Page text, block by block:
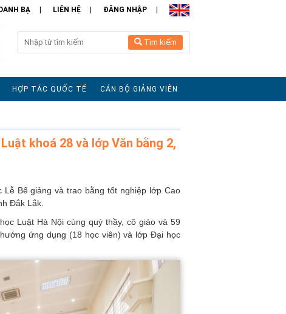
DANH BẠ LIÊN HỆ ĐĂNG NHẬP
Tìm kiếm
HỢP TÁC QUỐC TẾ CÁN BỘ GIẢNG VIÊN
khoá 28 và lớp Văn bằng 2,
Bế giảng và trao bằng tốt nghiệp lớp Cao
Đắk Lắk.
Luật Hà Nội cùng quý thầy, cô giáo và 59
ứng dụng (18 học viên) và lớp Đại học